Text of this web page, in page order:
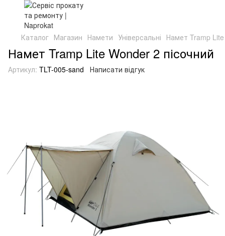
Каталог Магазин Намети Універсальні Намет Tramp
Намет Tramp Lite Wonder 2 пісочний
Артикул: TLT-005-sand Написати відгук